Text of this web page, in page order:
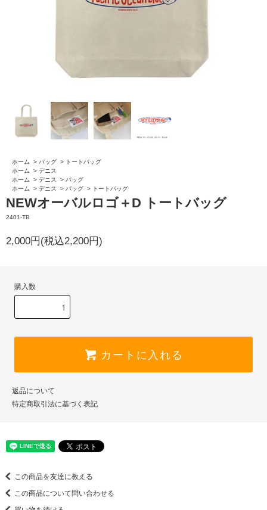
ホーム > バッグ > トートバッグ
ホーム
> デニス
ホーム
> デニス > バッグ
ホーム
> デニス > バッグ > トートバッグ
NEWオーバルロゴ＋D トートバッグ
2401-TB
2,000円(税込2,200円)
購入数
カートに入れる
返品について
特定商取引法に基づく表記
この商品を友達に教える
この商品について問い合わせる